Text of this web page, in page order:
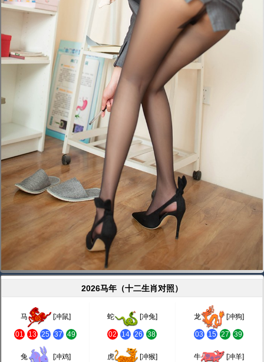
2026马年（十二生肖对照）
马 [冲鼠]
01 13 25 37 49
蛇 [冲兔]
02 14 26 38
龙 [冲狗]
03 15 27 39
兔 [冲鸡] 虎 [冲猴] 牛 [冲羊]